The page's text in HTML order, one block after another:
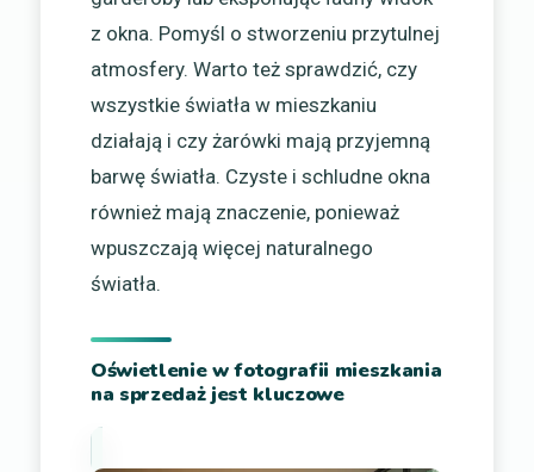
z okna. Pomyśl o stworzeniu przytulnej
atmosfery. Warto też sprawdzić, czy
wszystkie światła w mieszkaniu
działają i czy żarówki mają przyjemną
barwę światła. Czyste i schludne okna
również mają znaczenie, ponieważ
wpuszczają więcej naturalnego
światła.
Oświetlenie w fotografii mieszkania
na sprzedaż jest kluczowe